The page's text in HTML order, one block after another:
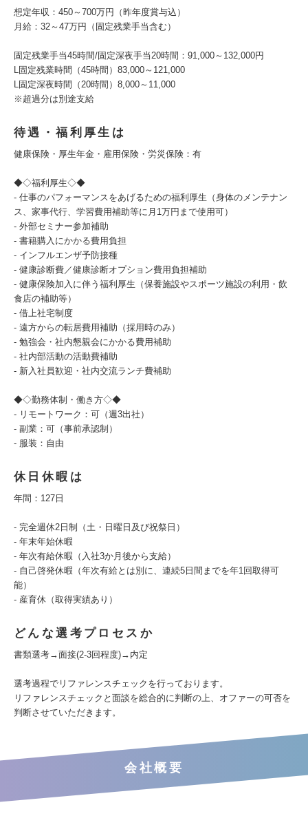
想定年収：450～700万円（昨年度賞与込）
月給：32～47万円（固定残業手当含む）
固定残業手当45時間/固定深夜手当20時間：91,000～132,000円
L固定残業時間（45時間）83,000～121,000
L固定深夜時間（20時間）8,000～11,000
※超過分は別途支給
待遇・福利厚生は
健康保険・厚生年金・雇用保険・労災保険：有
◆◇福利厚生◇◆
- 仕事のパフォーマンスをあげるための福利厚生（身体のメンテナン
ス、家事代行、学習費用補助等に月1万円まで使用可）
- 外部セミナー参加補助
- 書籍購入にかかる費用負担
- インフルエンザ予防接種
- 健康診断費／健康診断オプション費用負担補助
- 健康保険加入に伴う福利厚生（保養施設やスポーツ施設の利用・飲
食店の補助等）
- 借上社宅制度
- 遠方からの転居費用補助（採用時のみ）
- 勉強会・社内懇親会にかかる費用補助
- 社内部活動の活動費補助
- 新入社員歓迎・社内交流ランチ費補助
◆◇勤務体制・働き方◇◆
- リモートワーク：可（週3出社）
- 副業：可（事前承認制）
- 服装：自由
休日休暇は
年間：127日
- 完全週休2日制（土・日曜日及び祝祭日）
- 年末年始休暇
- 年次有給休暇（入社3か月後から支給）
- 自己啓発休暇（年次有給とは別に、連続5日間までを年1回取得可
能）
- 産育休（取得実績あり）
どんな選考プロセスか
書類選考→面接(2-3回程度)→内定
選考過程でリファレンスチェックを行っております。
リファレンスチェックと面談を総合的に判断の上、オファーの可否を
判断させていただきます。
会社概要